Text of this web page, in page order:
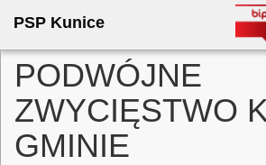
PSP Kunice
PODWÓJNE
ZWYCIĘSTWO
GMINIE